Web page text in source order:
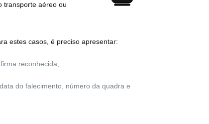
transporte aéreo ou
estes casos, é preciso apresentar:
reconhecida;
do falecimento, número da quadra e